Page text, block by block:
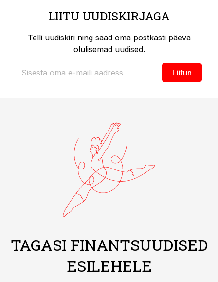
LIITU UUDISKIRJAGA
Telli uudiskiri ning saad oma postkasti päeva
olulisemad uudised.
Liitun
TAGASI FINANTSUUDISED
ESILEHELE